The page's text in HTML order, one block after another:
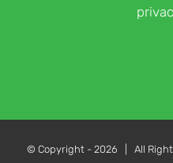
© Copyright - 2026 | All